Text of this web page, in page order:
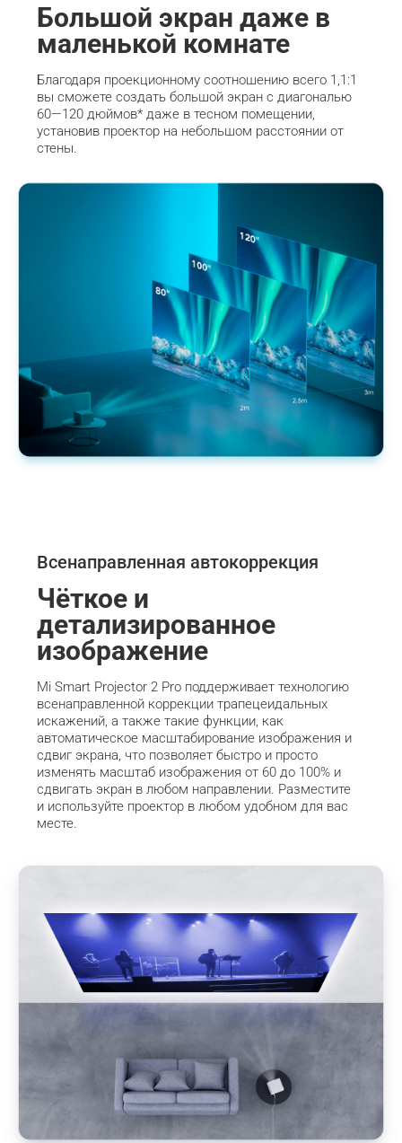
Большой экран даже в
маленькой комнате
Благодаря проекционному соотношению всего 1,1:1
вы сможете создать большой экран с диагональю
60—120 дюймов* даже в тесном помещении,
установив проектор на небольшом расстоянии от
стены.
Всенаправленная автокоррекция
Чёткое и
детализированное
изображение
Mi Smart Projector 2 Pro поддерживает технологию
всенаправленной коррекции трапецеидальных
искажений, а также такие функции, как
автоматическое масштабирование изображения и
сдвиг экрана, что позволяет быстро и просто
изменять масштаб изображения от 60 до 100% и
сдвигать экран в любом направлении. Разместите
и используйте проектор в любом удобном для вас
месте.